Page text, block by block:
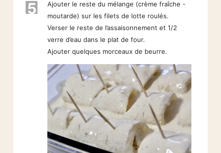
5
Ajouter le reste du mélange (crème fraîche -
moutarde) sur les filets de lotte roulés.
Verser le reste de l’assaisonnement et 1/2
verre d’eau dans le plat de four.
Ajouter quelques morceaux de beurre.